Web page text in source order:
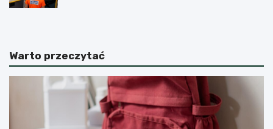
Warto przeczytać